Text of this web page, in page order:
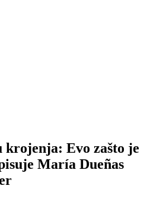
krojenja: Evo zašto je
María Dueñas